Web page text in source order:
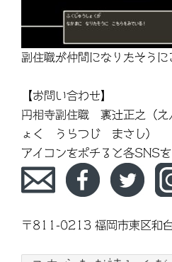
副住職が仲間になりたそうに
【お問い合わせ】
円相寺副住職 裏辻正之（
ょく うらつじ まさし）
アイコンをポチると各SNS
〒811-0213 福岡市東区和